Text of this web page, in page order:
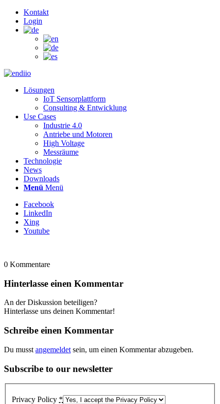
Kontakt
Login
Lösungen
IoT Sensorplattform
Consulting & Entwicklung
Use Cases
Industrie 4.0
Antriebe und Motoren
High Voltage
Messräume
Technologie
News
Downloads
Menü Menü
Facebook
LinkedIn
Xing
Youtube
0 Kommentare
Hinterlasse einen Kommentar
An der Diskussion beteiligen?
Hinterlasse uns deinen Kommentar!
Schreibe einen Kommentar
Du musst angemeldet sein, um einen Kommentar abzugeben.
Subscribe to our newsletter
Privacy Policy *